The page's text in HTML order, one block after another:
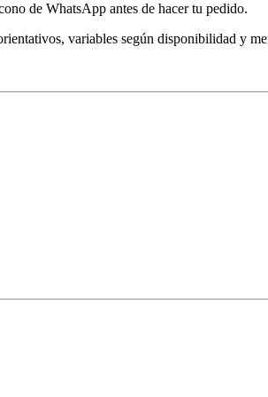
de WhatsApp antes de hacer tu pedido.
variables según disponibilidad y